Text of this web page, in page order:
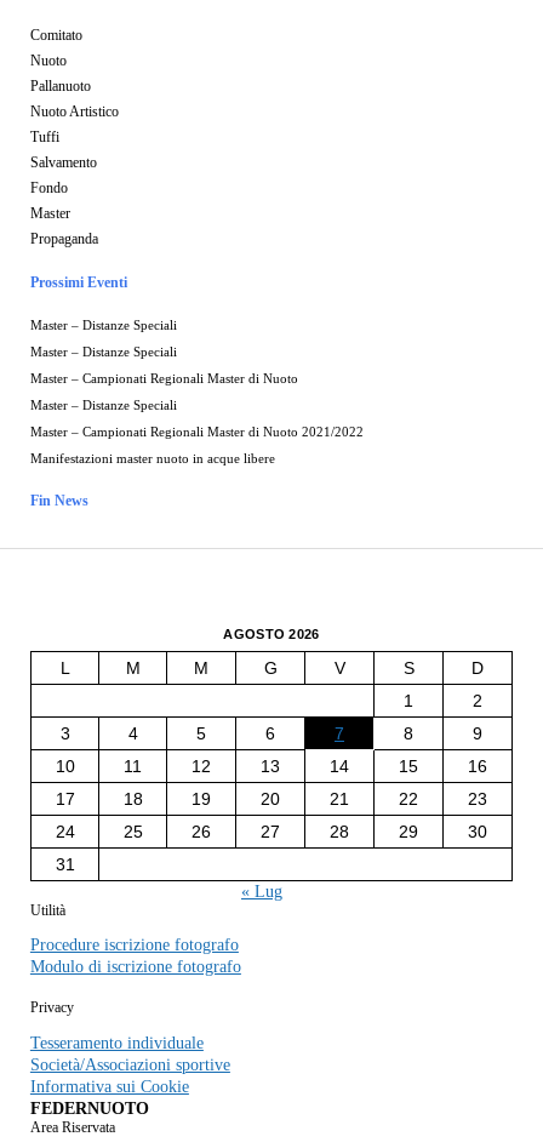
Comitato
Nuoto
Pallanuoto
Nuoto Artistico
Tuffi
Salvamento
Fondo
Master
Propaganda
Prossimi Eventi
Master – Distanze Speciali
Master – Distanze Speciali
Master – Campionati Regionali Master di Nuoto
Master – Distanze Speciali
Master – Campionati Regionali Master di Nuoto 2021/2022
Manifestazioni master nuoto in acque libere
Fin News
AGOSTO 2026
L M M G V S
D
1
2
3
4 5 6 7 8
9
10
11 12 13 14 15
16
17
18 19 20 21 22
23
24
25 26 27 28 29
30
31
« Lug
Utilità
Procedure iscrizione fotografo
Modulo di iscrizione fotografo
Privacy
Tesseramento individuale
Società/Associazioni sportive
Informativa sui Cookie
FEDERNUOTO
Area Riservata